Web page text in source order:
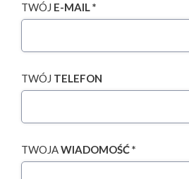
TWÓJ E-MAIL *
TWÓJ TELEFON
TWOJAWIADOMOŚĆ *